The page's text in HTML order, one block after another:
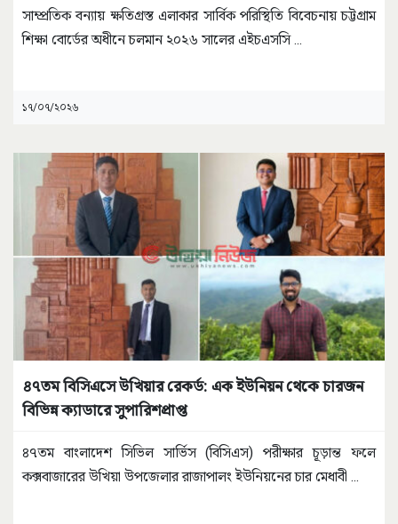
সাম্প্রতিক বন্যায় ক্ষতিগ্রস্ত এলাকার সার্বিক পরিস্থিতি বিবেচনায় চট্টগ্রাম
শিক্ষা বোর্ডের অধীনে চলমান ২০২৬ সালের এইচএসসি ...
১৭/০৭/২০২৬
৪৭তম বিসিএসে উখিয়ার রেকর্ড: এক ইউনিয়ন থেকে চারজন
বিভিন্ন ক্যাডারে সুপারিশপ্রাপ্ত
৪৭তম বাংলাদেশ সিভিল সার্ভিস (বিসিএস) পরীক্ষার চূড়ান্ত ফলে
কক্সবাজারের উখিয়া উপজেলার রাজাপালং ইউনিয়নের চার মেধাবী ...